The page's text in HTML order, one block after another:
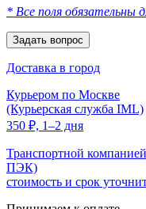
* Все поля обязательны
Доставка в город
Курьером по Москве
(Курьерская служба IML)
350 ₽, 1–2 дня
Транспортной
ПЭК)
стоимость и срок